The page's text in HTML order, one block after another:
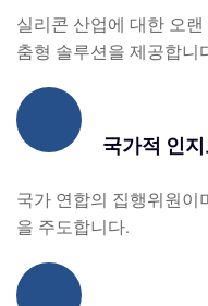
실리콘 산업에 대한 오
춤형 솔루션을 제공합니
국가적 인
국가 연합의 집행위원이
을 주도합니다.